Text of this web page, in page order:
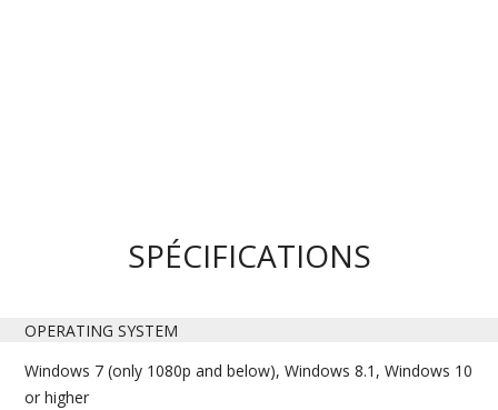
SPÉCIFICATIONS
OPERATING SYSTEM
Windows 7 (only 1080p and below), Windows 8.1, Windows 10
or higher